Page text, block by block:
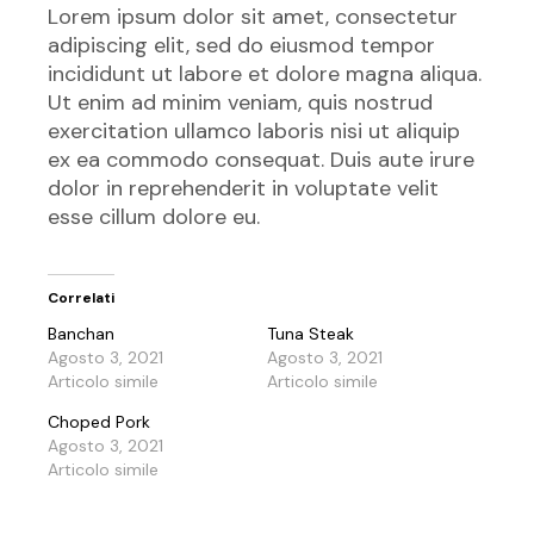
Lorem ipsum dolor sit amet, consectetur
adipiscing elit, sed do eiusmod tempor
incididunt ut labore et dolore magna aliqua.
Ut enim ad minim veniam, quis nostrud
exercitation ullamco laboris nisi ut aliquip
ex ea commodo consequat. Duis aute irure
dolor in reprehenderit in voluptate velit
esse cillum dolore eu.
Correlati
Banchan
Agosto 3, 2021
Articolo simile
Tuna Steak
Agosto 3, 2021
Articolo simile
Choped Pork
Agosto 3, 2021
Articolo simile